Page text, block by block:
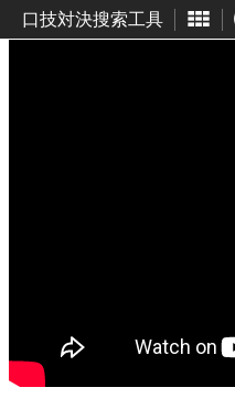
口技対決搜索工具